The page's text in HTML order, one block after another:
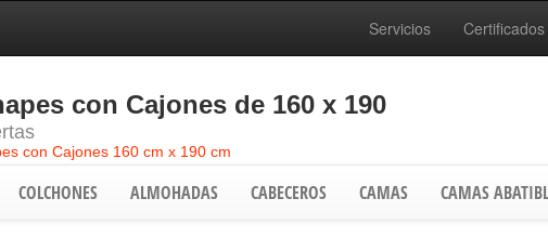
Servicios Certificados
con Cajones de 160 x 190
con Cajones 160 cm x 190 cm
COLCHONES ALMOHADAS CABECEROS CAMAS CAMAS